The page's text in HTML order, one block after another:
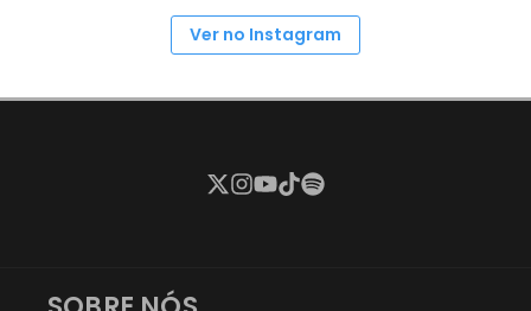
Ver no Instagram